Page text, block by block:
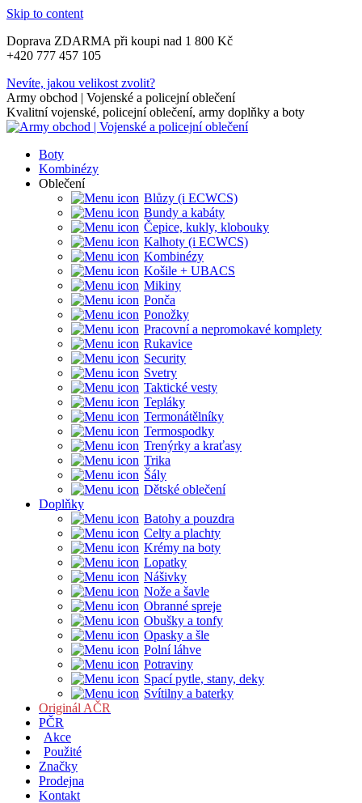
Skip to content
Doprava ZDARMA při koupi nad 1 800 Kč
+420 777 457 105
Nevíte, jakou velikost zvolit?
Army obchod | Vojenské a policejní oblečení
Kvalitní vojenské, policejní oblečení, army doplňky a boty
Boty
Kombinézy
Oblečení
Blůzy (i ECWCS)
Bundy a kabáty
Čepice, kukly, klobouky
Kalhoty (i ECWCS)
Kombinézy
Košile + UBACS
Mikiny
Ponča
Ponožky
Pracovní a nepromokavé komplety
Rukavice
Security
Svetry
Taktické vesty
Tepláky
Termonátělníky
Termospodky
Trenýrky a kraťasy
Trika
Šály
Dětské oblečení
Doplňky
Batohy a pouzdra
Celty a plachty
Krémy na boty
Lopatky
Nášivky
Nože a šavle
Obranné spreje
Obušky a tonfy
Opasky a šle
Polní láhve
Potraviny
Spací pytle, stany, deky
Svítilny a baterky
Originál AČR
PČR
Akce
Použité
Značky
Prodejna
Kontakt